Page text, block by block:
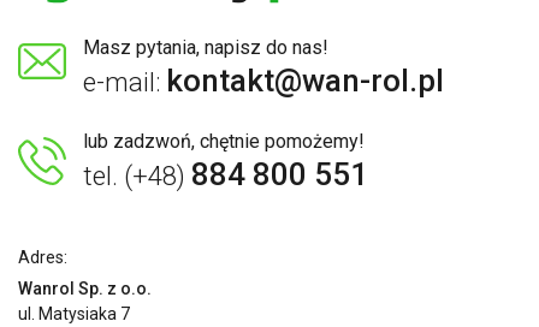
Masz pytania, napisz do nas!
e-mail: kontakt@wan-rol.pl
lub zadzwoń, chętnie pomożemy!
tel. (+48) 884 800 551
Adres:
Wanrol Sp. z o.o.
ul. Matysiaka 7